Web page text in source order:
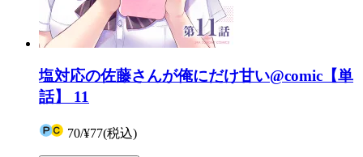
塩対応の佐藤さんが俺にだけ甘い@comic【単
話】 11
70/¥77(税込)